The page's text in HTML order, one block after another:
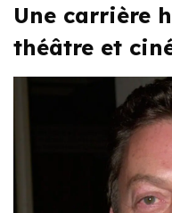
Une carrière
théâtre et